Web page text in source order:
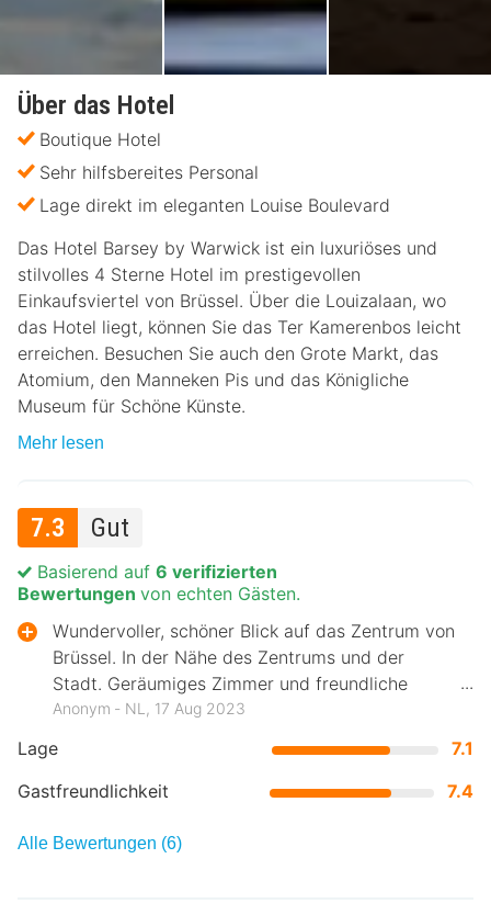
Über das Hotel
Boutique Hotel
Sehr hilfsbereites Personal
Lage direkt im eleganten Louise Boulevard
Das Hotel Barsey by Warwick ist ein luxuriöses und
stilvolles 4 Sterne Hotel im prestigevollen
Einkaufsviertel von Brüssel. Über die Louizalaan, wo
das Hotel liegt, können Sie das Ter Kamerenbos leicht
erreichen. Besuchen Sie auch den Grote Markt, das
Atomium, den Manneken Pis und das Königliche
Museum für Schöne Künste.
Mehr lesen
7.3 Gut
Lage
7.1
Gastfreundlichkeit
7.4
Basierend auf 6 verifizierten
Bewertungen von echten Gästen.
Wundervoller, schöner Blick auf das Zentrum von
Brüssel. In der Nähe des Zentrums und der
Stadt. Geräumiges Zimmer und freundliche
Menschen.
Anonym ‐ NL, 17 Aug 2023
Alle Bewertungen (6)